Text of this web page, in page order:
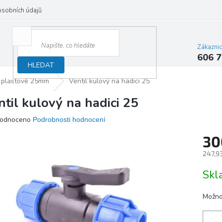
údajů
HLEDAT
606
25mm Ventil kulový na hadici 25
kulový na hadici 25
Podrobnosti hodnocení
cena: